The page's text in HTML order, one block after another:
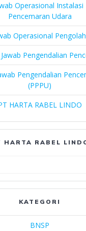
Operasional Instalasi
Pencemaran Udara
Operasional
Pengendalian
Pengendalian
(PPPU)
HARTA RABEL LINDO
HARTA RABEL
Rabel
KATEGORI
BNSP